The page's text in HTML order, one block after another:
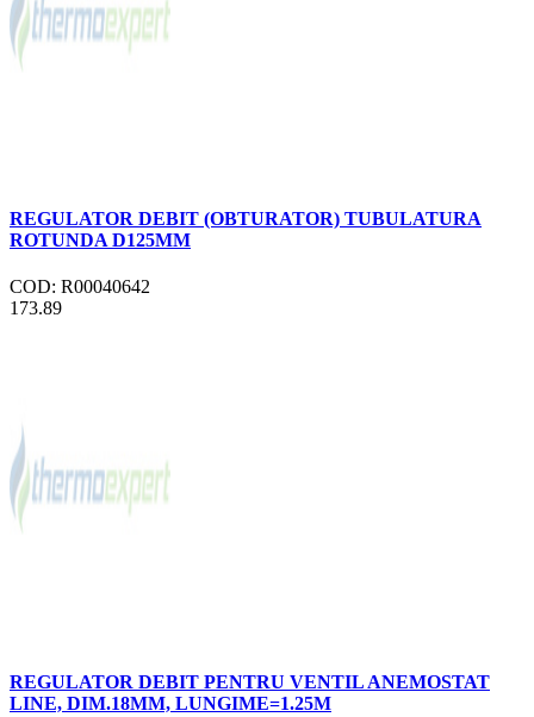
REGULATOR DEBIT (OBTURATOR) TUBULATURA
ROTUNDA D125MM
COD: R00040642
173.89
REGULATOR DEBIT PENTRU VENTIL ANEMOSTAT
LINE, DIM.18MM, LUNGIME=1.25M